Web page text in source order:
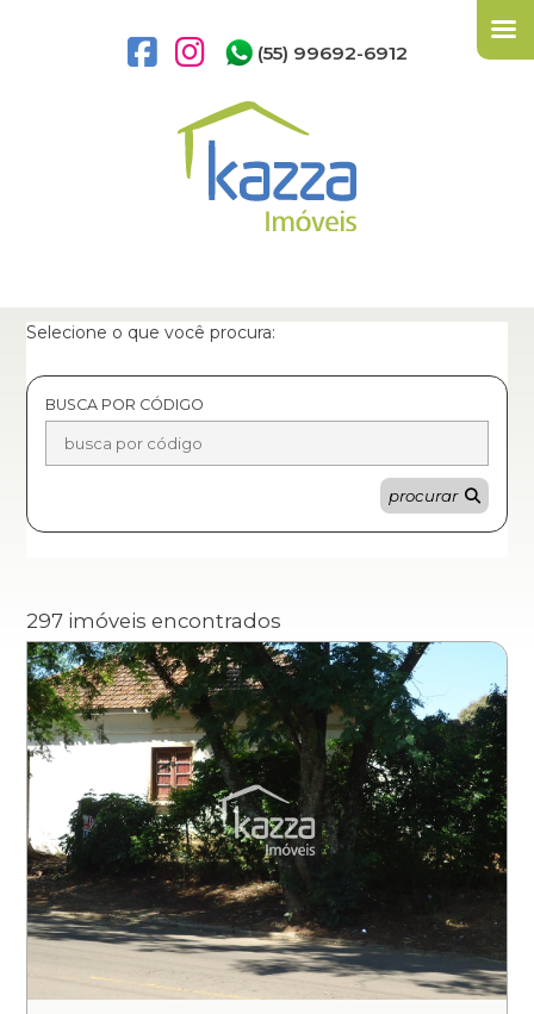
(55) 99692-6912
Selecione o que você procura:
BUSCA POR CÓDIGO
procurar
297 imóveis encontrados